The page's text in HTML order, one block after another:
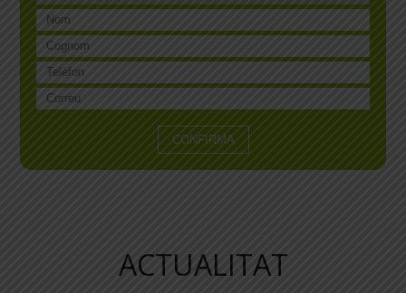
ACTUALITAT